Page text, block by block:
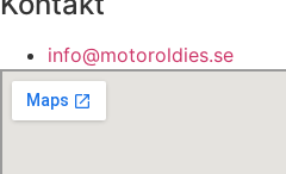
info@motoroldies.se